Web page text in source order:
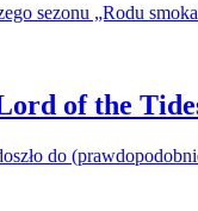
sezonu „Rodu
of the
do